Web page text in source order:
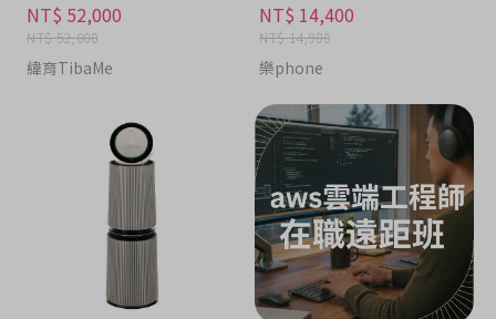
NT$ 52,000
NT$ 52,000
緯育TibaMe
NT$ 14,400
NT$ 14,900
樂phone